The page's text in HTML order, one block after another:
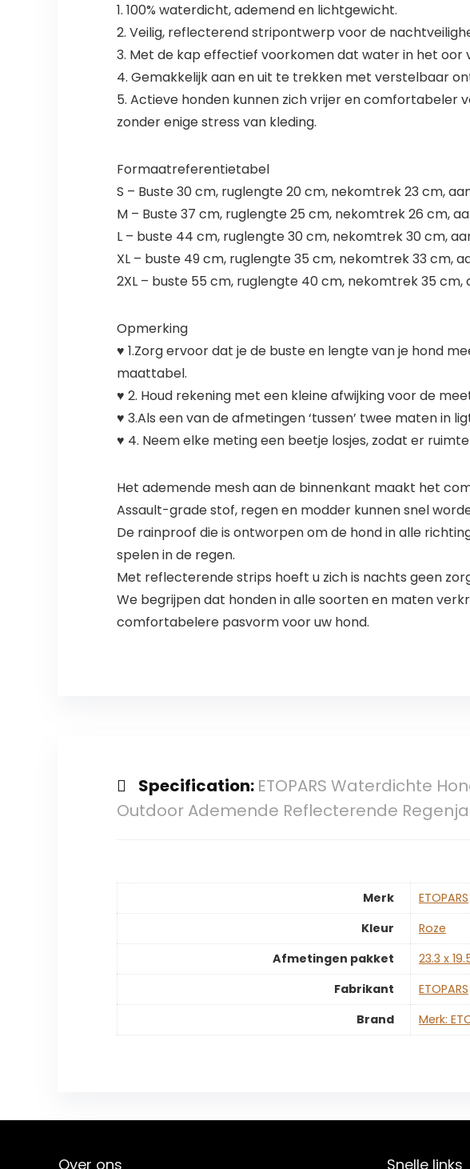
1. 100% waterdicht, ademend en lichtgewicht.
2. Veilig, reflecterend stripontwerp voor de
3. Met de kap effectief voorkomen dat water in het oor
4. Gemakkelijk aan en uit te trekken met verstelbaar
5. Actieve honden kunnen zich vrijer en comfortabeler
zonder enige stress van kleding.
Formaatreferentietabel
S – Buste 30 cm, ruglengte 20 cm, nekomtrek 23 cm,
M – Buste 37 cm, ruglengte 25 cm, nekomtrek 26 cm,
L – buste 44 cm, ruglengte 30 cm, nekomtrek 30 cm,
XL – buste 49 cm, ruglengte 35 cm, nekomtrek 33 cm,
2XL – buste 55 cm, ruglengte 40 cm, nekomtrek 35
Opmerking
♥ 1.Zorg ervoor dat je de buste en lengte van je hond
maattabel.
♥ 2. Houd rekening met een kleine afwijking voor de
♥ 3.Als een van de afmetingen ‘tussen’ twee maten in
♥ 4. Neem elke meting een beetje losjes, zodat er
Het ademende mesh aan de binnenkant maakt het
Assault-grade stof, regen en modder kunnen snel
De rainproof die is ontworpen om de hond in alle
spelen in de regen.
Met reflecterende strips hoeft u zich is nachts geen
We begrijpen dat honden in alle soorten en maten
comfortabelere pasvorm voor uw hond.
Specification: ETOPARS Waterdichte
Outdoor Ademende Reflecterende
Merk
‎ETOPARS
Kleur
‎Roze
Afmetingen pakket
‎23.3 x
Fabrikant
‎ETOPARS
Brand
Merk:
Over ons Snelle links